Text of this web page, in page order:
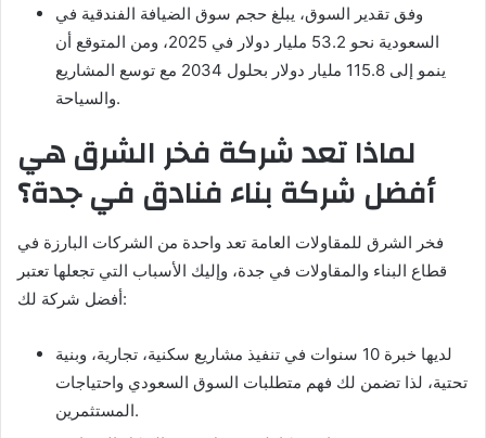
وفق تقدير السوق، يبلغ حجم سوق الضيافة الفندقية في
السعودية نحو 53.2 مليار دولار في 2025، ومن المتوقع أن
ينمو إلى 115.8 مليار دولار بحلول 2034 مع توسع المشاريع
والسياحة.
لماذا تعد شركة فخر الشرق هي
أفضل شركة بناء فنادق في جدة؟
فخر الشرق للمقاولات العامة تعد واحدة من الشركات البارزة في
قطاع البناء والمقاولات في جدة، وإليك الأسباب التي تجعلها تعتبر
أفضل شركة لك:
لديها خبرة 10 سنوات في تنفيذ مشاريع سكنية، تجارية، وبنية
تحتية، لذا تضمن لك فهم متطلبات السوق السعودي واحتياجات
المستثمرين.